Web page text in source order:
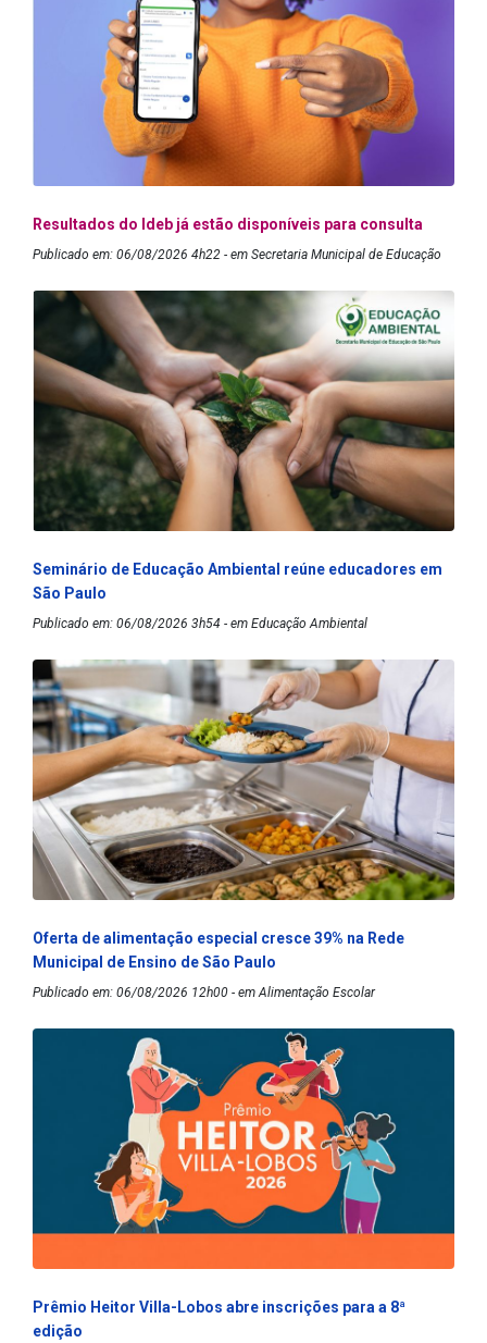
Resultados do Ideb já estão disponíveis para consulta
Publicado em: 06/08/2026 4h22 - em Secretaria Municipal de Educação
Seminário de Educação Ambiental reúne educadores em
São Paulo
Publicado em: 06/08/2026 3h54 - em Educação Ambiental
Oferta de alimentação especial cresce 39% na Rede
Municipal de Ensino de São Paulo
Publicado em: 06/08/2026 12h00 - em Alimentação Escolar
Prêmio Heitor Villa-Lobos abre inscrições para a 8ª
edição